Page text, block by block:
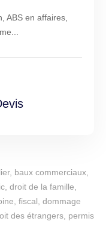
ABS en affaires,
baux commerciaux,
droit de la famille,
fiscal, dommage
des étrangers, permis